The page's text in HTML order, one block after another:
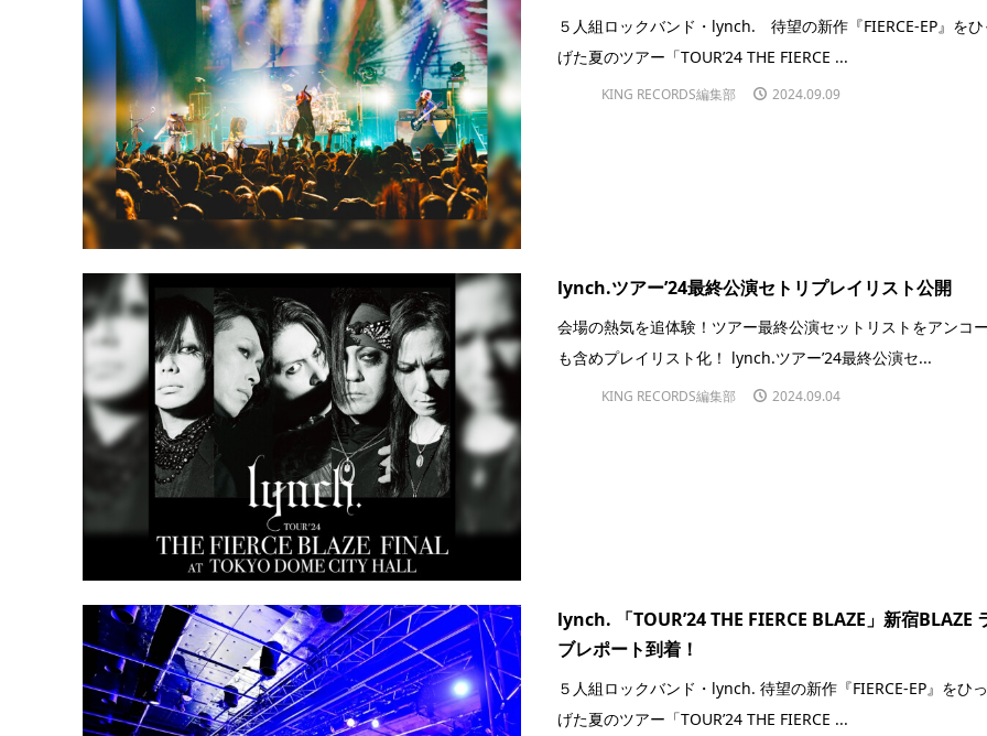
５人組ロックバンド・lynch. 待望の新作『FIERCE-EP』を
げた夏のツアー「TOUR’24 THE FIERCE ...
KING RECORDS編集部 2024.09.09
lynch.ツアー’24最終公演セトリプレイリスト公開
会場の熱気を追体験！ツアー最終公演セットリストをアンコ
も含めプレイリスト化！ lynch.ツアー’24最終公演セ...
KING RECORDS編集部 2024.09.04
lynch. 「TOUR’24 THE FIERCE BLAZE」新宿BLAZE
ブレポート到着！
５人組ロックバンド・lynch. 待望の新作『FIERCE-EP』をひ
げた夏のツアー「TOUR’24 THE FIERCE ...